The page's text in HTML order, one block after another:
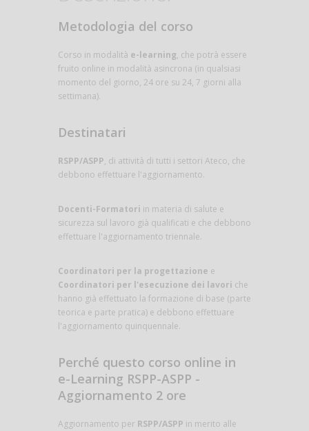
Metodologia del corso
Corso in modalità e-learning, che potrà essere
fruito online in modalità asincrona (in qualsiasi
momento del giorno, 24 ore su 24, 7 giorni alla
settimana).
Destinatari
RSPP/ASPP, di attività di tutti i settori Ateco, che
debbono effettuare l'aggiornamento.
Docenti-Formatori in materia di salute e
sicurezza sul lavoro già qualificati e che debbono
effettuare l'aggiornamento triennale.
Coordinatori per la progettazione e
Coordinatori per l'esecuzione dei lavori che
hanno già effettuato la formazione di base (parte
teorica e parte pratica) e debbono effettuare
l'aggiornamento quinquennale.
Perché questo corso online in
e-Learning RSPP-ASPP -
Aggiornamento 2 ore
Aggiornamento per RSPP/ASPP in merito alle